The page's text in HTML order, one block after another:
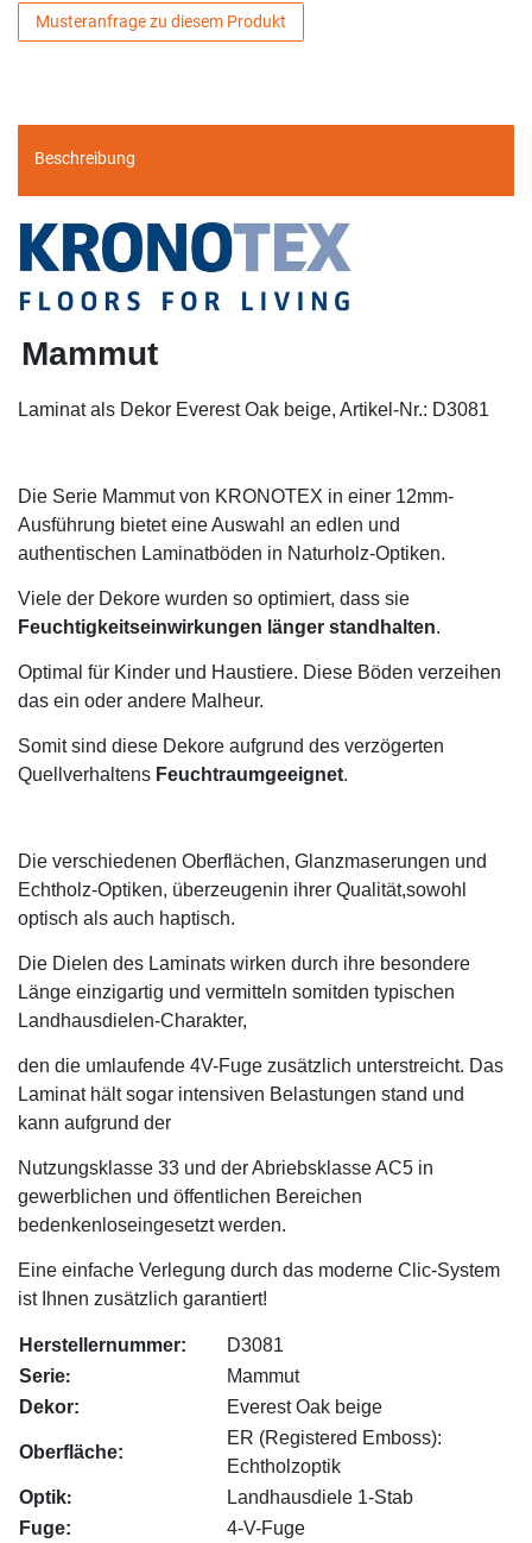
Musteranfrage zu diesem Produkt
Beschreibung
Mammut
Laminat als Dekor Everest Oak beige, Artikel-Nr.: D3081
Die Serie Mammut von KRONOTEX in einer 12mm-
Ausführung bietet eine Auswahl an edlen und
authentischen Laminatböden in Naturholz-Optiken.
Viele der Dekore wurden so optimiert, dass sie
Feuchtigkeitseinwirkungen länger standhalten.
Optimal für Kinder und Haustiere. Diese Böden verzeihen
das ein oder andere Malheur.
Somit sind diese Dekore aufgrund des verzögerten
Quellverhaltens Feuchtraumgeeignet.
Die verschiedenen Oberflächen, Glanzmaserungen und
Echtholz-Optiken, überzeugenin ihrer Qualität,sowohl
optisch als auch haptisch.
Die Dielen des Laminats wirken durch ihre besondere
Länge einzigartig und vermitteln somitden typischen
Landhausdielen-Charakter,
den die umlaufende 4V-Fuge zusätzlich unterstreicht. Das
Laminat hält sogar intensiven Belastungen stand und
kann aufgrund der
Nutzungsklasse 33 und der Abriebsklasse AC5 in
gewerblichen und öffentlichen Bereichen
bedenken loseingesetztwerden.
Eine einfache Verlegung durch das moderne Clic-System
ist Ihnen zusätzlich garantiert!
Herstellernummer:
D3081
Serie:
Mammut
Dekor:
Everest Oak beige
Oberfläche:
ER (Registered Emboss):
Echtholzoptik
Optik:
Landhausdiele 1-Stab
Fuge:
4-V-Fuge